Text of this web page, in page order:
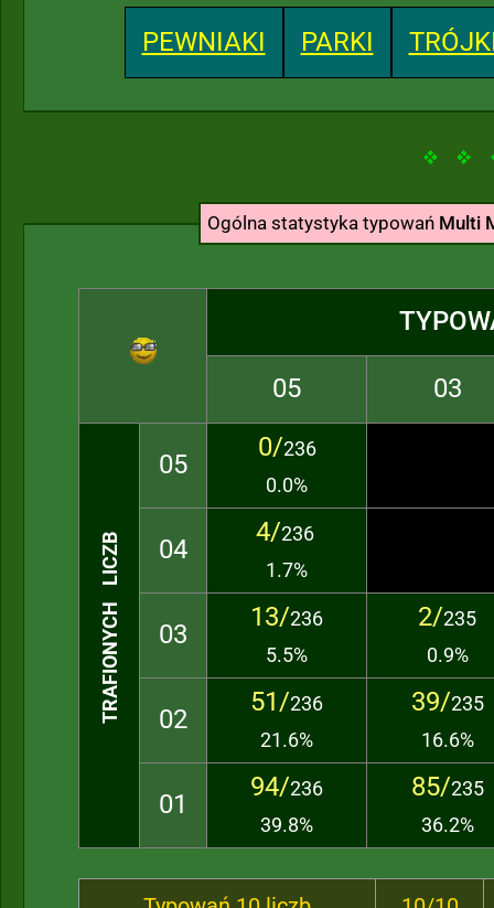
PEWNIAKI PARKI
Ogólna statystyka typowań Multi
05 03
TRAFIONYCH LICZB
05
0/236
0.0%
04
4/236
1.7%
03
13/236
5.5%
2/235
0.9%
02
51/236
21.6%
39/235
16.6%
01
94/236
39.8%
85/235
36.2%